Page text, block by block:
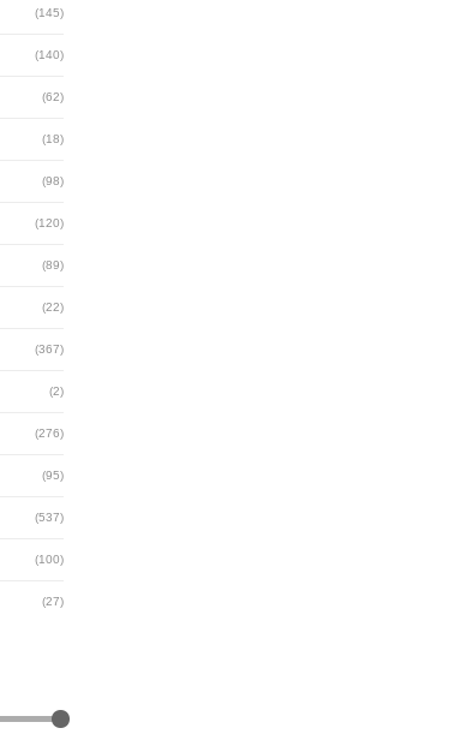
(145)
(140)
(62)
(18)
(98)
(120)
(89)
(22)
(367)
(2)
(276)
(95)
(537)
(100)
(27)